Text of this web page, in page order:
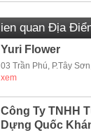
Địa
Yuri Flower
03 Trần Phú, P.Tây
xem
Công Ty TNHH
Dựng Quốc